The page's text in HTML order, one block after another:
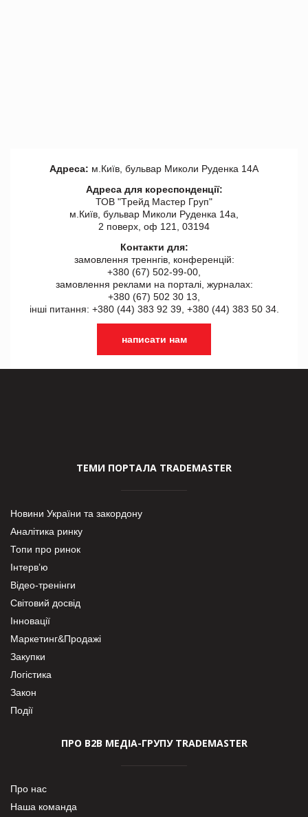
Адреса: м.Київ, бульвар Миколи Руденка 14А
Адреса для кореспонденції:
ТОВ "Tрейд Мастер Груп"
м.Київ, бульвар Миколи Руденка 14а,
2 поверх, оф 121, 03194
Контакти для:
замовлення треннгів, конференцій:
+380 (67) 502-99-00,
замовлення реклами на порталі, журналах:
+380 (67) 502 30 13,
інші питання: +380 (44) 383 92 39, +380 (44) 383 50 34.
написати нам
ТЕМИ ПОРТАЛА TRADEMASTER
Новини України та закордону
Аналітика ринку
Топи про ринок
Інтерв’ю
Відео-тренінги
Світовий досвід
Інновації
Маркетинг&Продажі
Закупки
Логістика
Закон
Події
ПРО В2В МЕДІА-ГРУПУ TRADEMASTER
Про нас
Наша команда